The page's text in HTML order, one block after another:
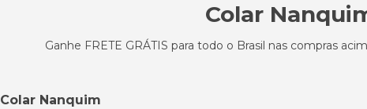
Colar
Ganhe FRETE GRÁTIS para todo o Brasil nas compras
Colar Nanquim